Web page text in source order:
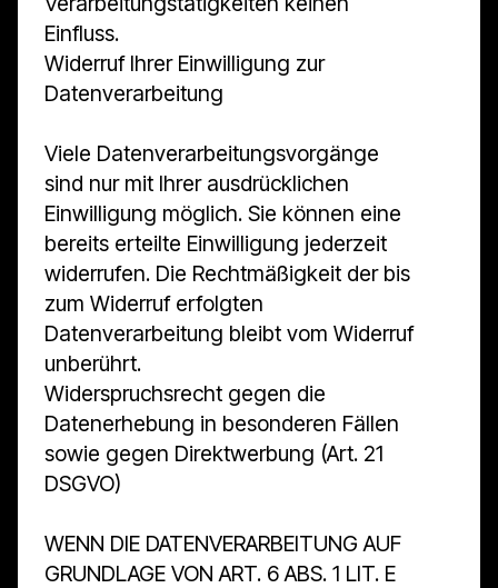
Einfluss.
Widerruf Ihrer Einwilligung zur
Datenverarbeitung
Viele Datenverarbeitungsvorgänge
sind nur mit Ihrer ausdrücklichen
Einwilligung möglich. Sie können eine
bereits erteilte Einwilligung jederzeit
widerrufen. Die Rechtmäßigkeit der bis
zum Widerruf erfolgten
Datenverarbeitung bleibt vom Widerruf
unberührt.
Widerspruchsrecht gegen die
Datenerhebung in besonderen Fällen
sowie gegen Direktwerbung (Art. 21
DSGVO)
WENN DIE DATENVERARBEITUNG AUF
GRUNDLAGE VON ART. 6 ABS. 1 LIT. E